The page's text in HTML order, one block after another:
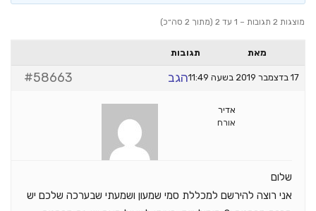
מוצגות 2 תגובות – 1 עד 2 (מתוך 2 סה״כ)
מאת תגובות
17 בדצמבר 2019 בשעה 11:49 #58663 הגב
אדיר
אורח
שלום
אני רוצה להירשם למכללת סמי שמעון ושמעתי שבערכה שלכם יש